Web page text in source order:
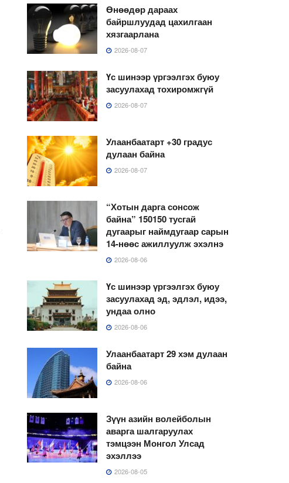
Өнөөдөр дараах
байршлуудад цахилгаан
хязгаарлана
2026-08-07
Үс шинээр үргээлгэх буюу
засуулахад тохиромжгүй
2026-08-07
Улаанбаатарт +30 градус
дулаан байна
2026-08-07
“Хотын дарга сонсож
байна” 150150 тусгай
дугаарыг наймдугаар сарын
14-нөөс ажиллуулж эхэлнэ
2026-08-06
Үс шинээр үргээлгэх буюу
засуулахад эд, эдлэл, идээ,
ундаа олно
2026-08-06
Улаанбаатарт 29 хэм дулаан
байна
2026-08-06
Зүүн азийн волейболын
аварга шалгаруулах
тэмцээн Монгол Улсад
эхэллээ
2026-08-05